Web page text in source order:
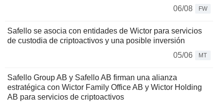
06/08
FW
Safello se asocia con entidades de Wictor para servicios
de custodia de criptoactivos y una posible inversión
05/06
MT
Safello Group AB y Safello AB firman una alianza
estratégica con Wictor Family Office AB y Wictor Holding
AB para servicios de criptoactivos